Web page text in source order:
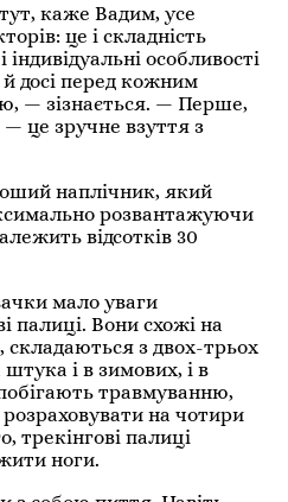
каже Вадим, усе
це і складність
особливості
досі перед кожним
— зізнається. — Перше,
це зручне взуття з
наплічник, який
розвантажуючи
відсотків 30
мало уваги
палиці. Вони схожі на
складаються з двох-трьох
і в зимових, і в
травмуванню,
на чотири
трекінгові палиці
ноги.